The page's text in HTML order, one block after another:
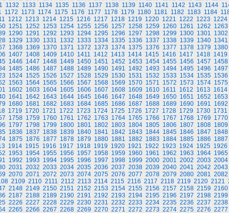
1132 1133 1134 1135 1136 1137 1138 1139 1140 1141 1142 1143 1144
1172 1173 1174 1175 1176 1177 1178 1179 1180 1181 1182 1183 1184
1212 1213 1214 1215 1216 1217 1218 1219 1220 1221 1222 1223 1224
1251 1252 1253 1254 1255 1256 1257 1258 1259 1260 1261 1262 1263
1290 1291 1292 1293 1294 1295 1296 1297 1298 1299 1300 1301 1302
1329 1330 1331 1332 1333 1334 1335 1336 1337 1338 1339 1340 1341
1368 1369 1370 1371 1372 1373 1374 1375 1376 1377 1378 1379 1380
1407 1408 1409 1410 1411 1412 1413 1414 1415 1416 1417 1418 1419
1446 1447 1448 1449 1450 1451 1452 1453 1454 1455 1456 1457 1458
1485 1486 1487 1488 1489 1490 1491 1492 1493 1494 1495 1496 1497
1524 1525 1526 1527 1528 1529 1530 1531 1532 1533 1534 1535 1536
1563 1564 1565 1566 1567 1568 1569 1570 1571 1572 1573 1574 1575
1602 1603 1604 1605 1606 1607 1608 1609 1610 1611 1612 1613 1614
1641 1642 1643 1644 1645 1646 1647 1648 1649 1650 1651 1652 1653
1680 1681 1682 1683 1684 1685 1686 1687 1688 1689 1690 1691 1692
1719 1720 1721 1722 1723 1724 1725 1726 1727 1728 1729 1730 1731
1758 1759 1760 1761 1762 1763 1764 1765 1766 1767 1768 1769 1770
1797 1798 1799 1800 1801 1802 1803 1804 1805 1806 1807 1808 1809
1836 1837 1838 1839 1840 1841 1842 1843 1844 1845 1846 1847 1848
1875 1876 1877 1878 1879 1880 1881 1882 1883 1884 1885 1886 1887
1914 1915 1916 1917 1918 1919 1920 1921 1922 1923 1924 1925 1926
1953 1954 1955 1956 1957 1958 1959 1960 1961 1962 1963 1964 1965
1992 1993 1994 1995 1996 1997 1998 1999 2000 2001 2002 2003 2004
2031 2032 2033 2034 2035 2036 2037 2038 2039 2040 2041 2042 2043
2070 2071 2072 2073 2074 2075 2076 2077 2078 2079 2080 2081 2082
2109 2110 2111 2112 2113 2114 2115 2116 2117 2118 2119 2120 2121
2148 2149 2150 2151 2152 2153 2154 2155 2156 2157 2158 2159 2160
2187 2188 2189 2190 2191 2192 2193 2194 2195 2196 2197 2198 2199
2226 2227 2228 2229 2230 2231 2232 2233 2234 2235 2236 2237 2238
2265 2266 2267 2268 2269 2270 2271 2272 2273 2274 2275 2276 2277